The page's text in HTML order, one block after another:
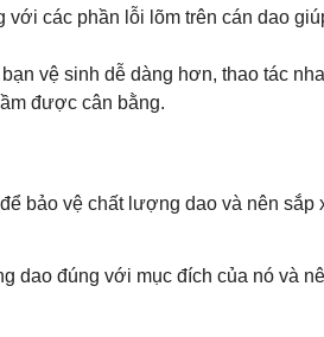
các phần lỗi lõm trên cán dao
vệ sinh dễ dàng hơn, thao tác
được cân bằng.
bảo vệ chất lượng dao và nên sắp
dao đúng với mục đích của nó và